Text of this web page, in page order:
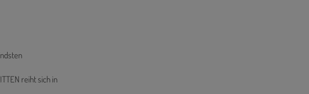
reiht sich in